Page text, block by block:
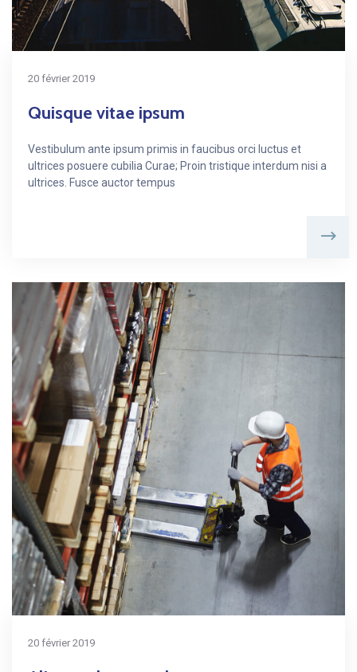
20 février 2019
Quisque vitae ipsum
Vestibulum ante ipsum primis in faucibus orci luctus et
ultrices posuere cubilia Curae; Proin tristique interdum nisi a
ultrices. Fusce auctor tempus
20 février 2019